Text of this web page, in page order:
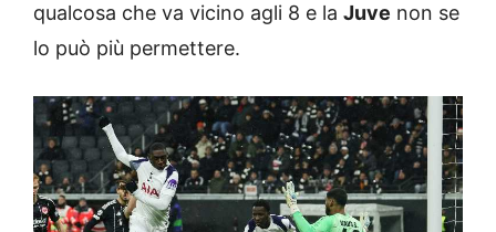
qualcosa che va vicino agli 8 e la Juve non se
lo può più permettere.